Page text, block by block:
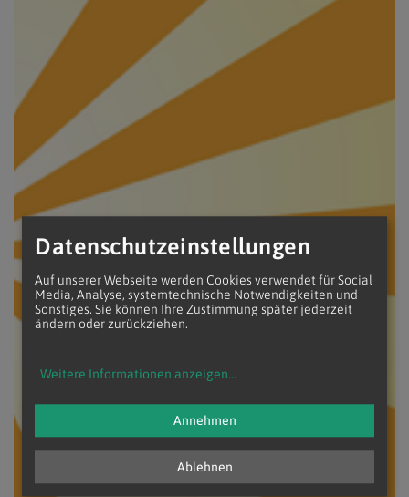
Datenschutzeinstellungen
Auf unserer Webseite werden Cookies verwendet für Social
Media, Analyse, systemtechnische Notwendigkeiten und
Sonstiges. Sie können Ihre Zustimmung später jederzeit
ändern oder zurückziehen.
Weitere Informationen anzeigen...
Ablehnen
Annehmen